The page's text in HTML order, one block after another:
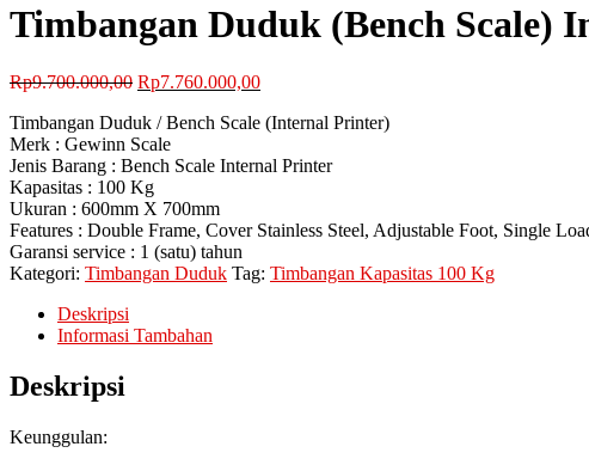
Timbangan Duduk (Bench Scale)
Rp9.700.000,00 Harga
adalah:
Rp9.700.000,00.
Rp7.760.000,00Harga
ini
Rp7.760.000,00.
Timbangan Duduk / Bench Scale (Internal Printer)
Merk : Gewinn Scale
Jenis Barang : Bench Scale Internal Printer
Kapasitas : 100 Kg
Ukuran : 600mm X 700mm
Features : Double Frame, Cover Stainless Steel, Adjustable Foot, Single
Garansi service : 1 (satu) tahun
Kategori: Timbangan Duduk Tag: Timbangan Kapasitas 100 Kg
Deskripsi
Informasi Tambahan
Deskripsi
Keunggulan: